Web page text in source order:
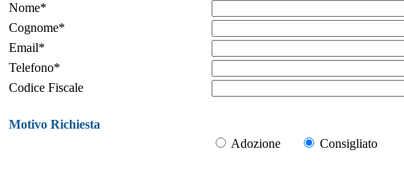
Nome*
Cognome*
Email*
Telefono*
Codice Fiscale
Motivo Richiesta
Adozione
Consigliato